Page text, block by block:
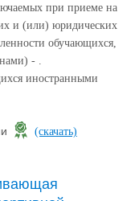
при приеме на
и (или) юридических
обучающихся,
- .
иностранными
(скачать)